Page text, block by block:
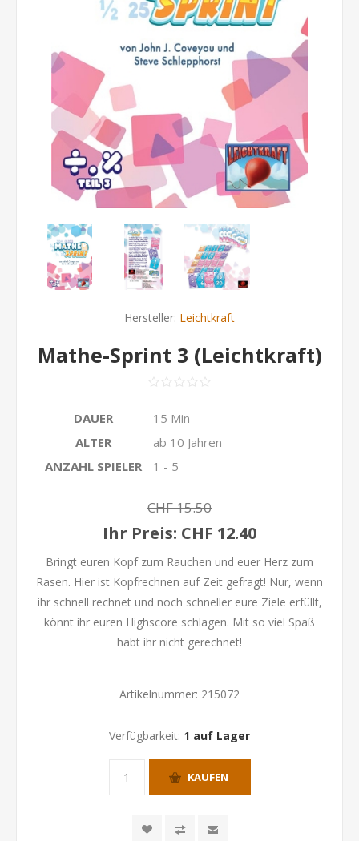
Hersteller: Leichtkraft
Mathe-Sprint 3 (Leichtkraft)
DAUER
15 Min
ALTER
ab 10 Jahren
ANZAHL SPIELER
1 - 5
CHF 15.50
Ihr Preis: CHF 12.40
Bringt euren Kopf zum Rauchen und euer Herz zum
Rasen. Hier ist Kopfrechnen auf Zeit gefragt! Nur, wenn
ihr schnell rechnet und noch schneller eure Ziele erfüllt,
könnt ihr euren Highscore schlagen. Mit so viel Spaß
habt ihr nicht gerechnet!
Artikelnummer: 215072
Verfügbarkeit: 1 auf Lager
KAUFEN